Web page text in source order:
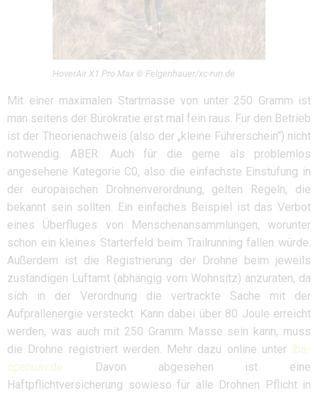
HoverAir X1 Pro Max © Felgenhauer/xc-run.de
Mit einer maximalen Startmasse von unter 250 Gramm ist
man seitens der Bürokratie erst mal fein raus. Für den Betrieb
ist der Theorienachweis (also der „kleine Führerschein“) nicht
notwendig. ABER: Auch für die gerne als problemlos
angesehene Kategorie C0, also die einfachste Einstufung in
der europäischen Drohnenverordnung, gelten Regeln, die
bekannt sein sollten. Ein einfaches Beispiel ist das Verbot
eines Überfluges von Menschenansammlungen, worunter
schon ein kleines Starterfeld beim Trailrunning fallen würde.
Außerdem ist die Registrierung der Drohne beim jeweils
zuständigen Luftamt (abhängig vom Wohnsitz) anzuraten, da
sich in der Verordnung die vertrackte Sache mit der
Aufprallenergie versteckt. Kann dabei über 80 Joule erreicht
werden, was auch mit 250 Gramm Masse sein kann, muss
die Drohne registriert werden. Mehr dazu online unter lba-
openuav.de Davon abgesehen ist eine
Haftpflichtversicherung sowieso für alle Drohnen Pflicht in